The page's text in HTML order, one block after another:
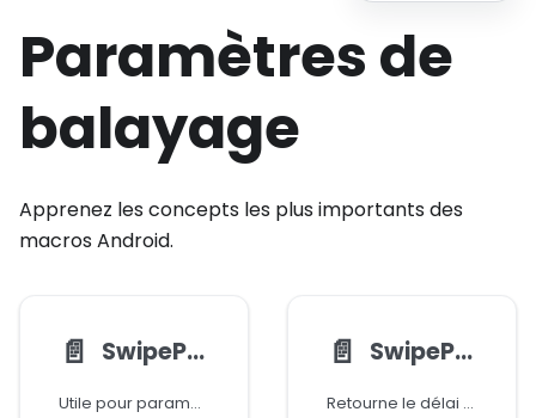
Paramètres de
balayage
Apprenez les concepts les plus importants des
macros Android.
📄️ SwipeParams()
Utile pour paramétrer les événements de balayage
📄️ SwipeParams():getDelay()
Retourne le délai de chaque point de balayage